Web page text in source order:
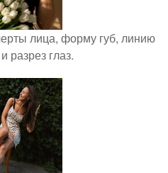
лица, форму губ, линию
разрез глаз.